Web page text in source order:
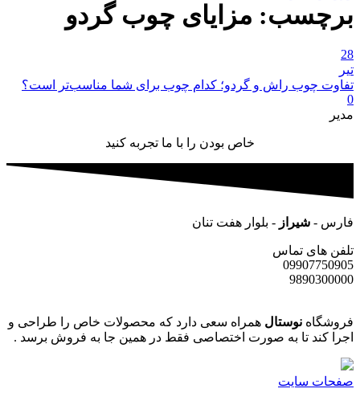
برچسب: مزایای چوب گردو
28
تیر
تفاوت چوب راش و گردو؛ کدام چوب برای شما مناسب‌تر است؟
0
مدیر
خاص بودن را با ما تجربه کنید
فارس - شیراز - بلوار هفت تنان
تلفن های تماس
09907750905
9890300000
فروشگاه نوستال همراه سعی دارد که محصولات خاص را طراحی و
اجرا کند تا به صورت اختصاصی فقط در همین جا به فروش برسد .
صفحات سایت